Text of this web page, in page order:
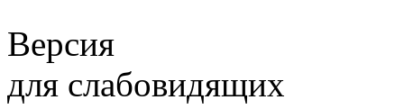
Версия
для слабовидящих